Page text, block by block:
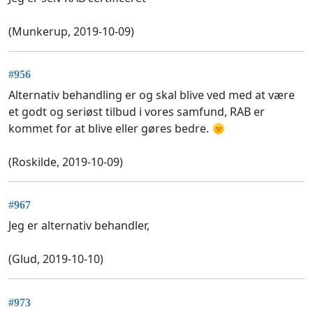
(Munkerup, 2019-10-09)
#956
Alternativ behandling er og skal blive ved med at være
et godt og seriøst tilbud i vores samfund, RAB er
kommet for at blive eller gøres bedre. 🌞
(Roskilde, 2019-10-09)
#967
Jeg er alternativ behandler,
(Glud, 2019-10-10)
#973